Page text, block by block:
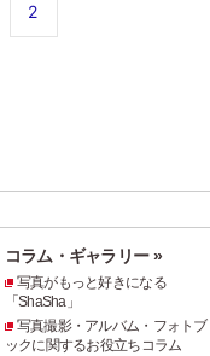
2
コラム・ギャラリー »
写真がもっと好きになる
「ShaSha」
写真撮影・アルバム・フォトブ
ックに関するお役立ちコラム